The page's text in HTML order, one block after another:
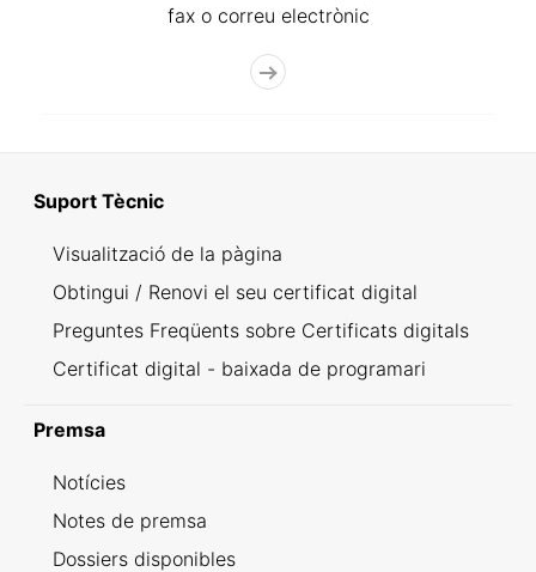
fax o correu electrònic
Suport Tècnic
Visualització de la pàgina
Obtingui / Renovi el seu certificat digital
Preguntes Freqüents sobre Certificats digitals
Certificat digital - baixada de programari
Premsa
Notícies
Notes de premsa
Dossiers disponibles